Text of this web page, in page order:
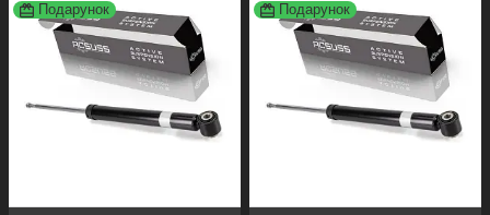
Подарунок
Подарунок